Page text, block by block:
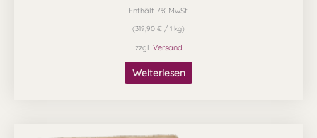
Enthält 7% MwSt.
(319,90 € / 1 kg)
zzgl. Versand
Weiterlesen